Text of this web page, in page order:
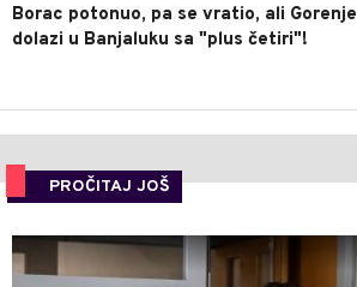
Borac potonuo, pa se vratio, ali Gorenje
dolazi u Banjaluku sa "plus četiri"!
PROČITAJ JOŠ